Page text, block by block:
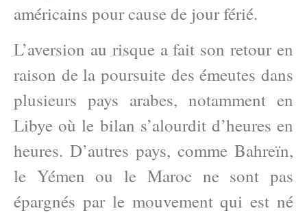
américains pour cause de jour férié.
L’aversion au risque a fait son retour en
raison de la poursuite des émeutes dans
plusieurs pays arabes, notamment en
Libye où le bilan s’alourdit d’heures en
heures. D’autres pays, comme Bahreïn,
le Yémen ou le Maroc ne sont pas
épargnés par le mouvement qui est né